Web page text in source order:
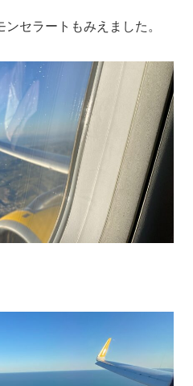
セラートもみえました。